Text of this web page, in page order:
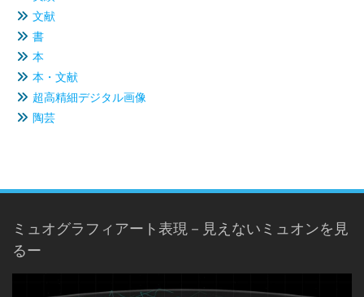
文献
書
本
本・文献
超高精細デジタル画像
陶芸
ミュオグラフィアート表現－見えないミュオンを見
るー